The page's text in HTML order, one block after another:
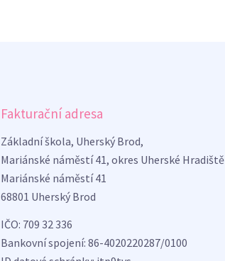
Fakturační adresa
Základní škola, Uherský Brod,
Mariánské náměstí 41, okres Uherské Hradiště
Mariánské náměstí 41
68801 Uherský Brod
IČO: 709 32 336
Bankovní spojení: 86-4020220287/0100